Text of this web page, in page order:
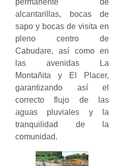
permanente de
alcantarillas, bocas de
sapo y bocas de visita en
pleno centro de
Cabudare, así como en
las avenidas La
Montañita y El Placer,
garantizando así el
correcto flujo de las
aguas pluviales y la
tranquilidad de la
comunidad.